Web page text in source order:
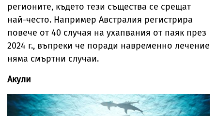
регионите, където тези същества се срещат
най-често. Например Австралия регистрира
повече от 40 случая на ухапвания от паяк през
2024 г., въпреки че поради навременно лечение
няма смъртни случаи.
Акули